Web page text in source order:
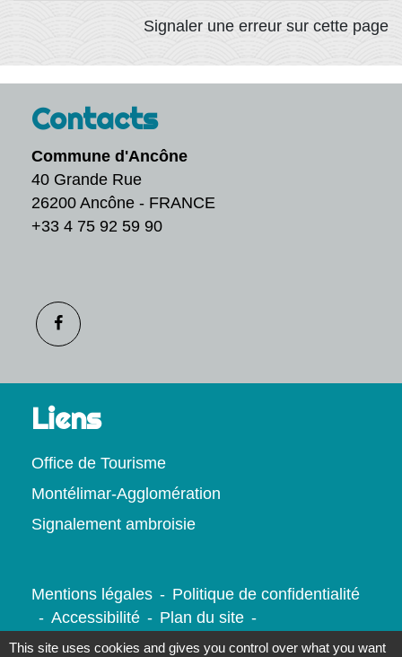
Signaler une erreur sur cette page
Contacts
Commune d'Ancône
40 Grande Rue
26200 Ancône - FRANCE
+33 4 75 92 59 90
Liens
Office de Tourisme
Montélimar-Agglomération
Signalement ambroisie
Mentions légales - Politique de confidentialité
- Accessibilité - Plan du site -
Gestion des cookies
This site uses cookies and gives you control over what you want